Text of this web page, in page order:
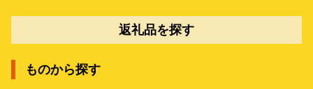
返礼品を探す
ものから探す